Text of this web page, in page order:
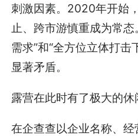
刺激因素。2020年开始
止、跨市游慎重成为常
需求”和“全方位立体打击
显著矛盾。
露营在此时有了极大的休
在企查查以企业名称、经